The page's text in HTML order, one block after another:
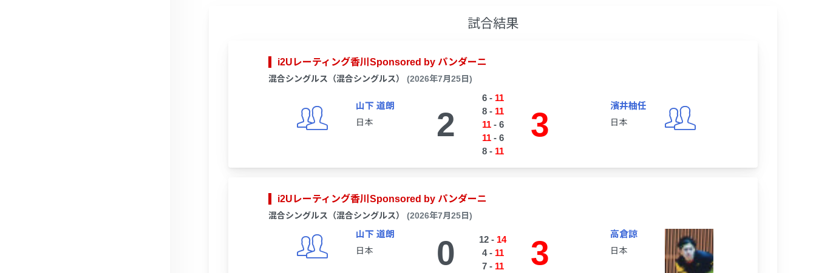
試合結果
i2Uレーティング香川Sponsored by パンダーニ
混合シングルス（混合シングルス） (2026年7月25日)
山下 道朗
日本 2
6- 11
8- 11
11- 6
11- 6
8- 11
3
濱井柚任
日本
i2Uレーティング香川Sponsored by パンダーニ
混合シングルス（混合シングルス） (2026年7月25日)
山下 道朗
日本 0 12 - 14
4- 11
7- 11 3
高倉諒
日本